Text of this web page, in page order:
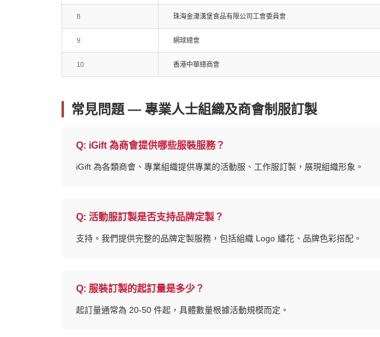
8 珠海金濠漢堡食品有限公司工會委員會
9 網球總會
10 香港中華總商會
常見問題 — 專業人士組織及商會制服訂製
Q: iGift 為商會提供哪些服裝服務？
iGift 為各類商會、專業組織提供專業的活動服、工作服訂製，展現組織形象。
Q: 活動服訂製是否支持品牌定製？
支持。我們提供完整的品牌定製服務，包括組織 Logo 繡花、品牌色彩搭配。
Q: 服裝訂製的起訂量是多少？
起訂量通常為 20-50 件起，具體數量根據活動規模而定。